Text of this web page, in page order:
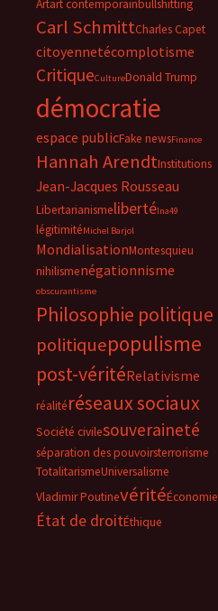
Artart contemporainbullshitting
Carl SchmittCharles Capet
citoyennetécomplotisme
CritiqueCultureDonald Trump
démocratie
espace publicFake newsFinance
Hannah ArendtInstitutions
Jean-Jacques Rousseau
Libertarianismelibertélna49
légitimitéMichel Barjol
MondialisationMontesquieu
nihilismenégationnisme
obscurantisme
Philosophie politique
politiquepopulisme
post-véritéRelativisme
réalitéréseaux sociaux
Société civilesouveraineté
séparation des pouvoirsterrorisme
TotalitarismeUniversalisme
Vladimir PoutinevéritéÉconomie
État de droitÉthique